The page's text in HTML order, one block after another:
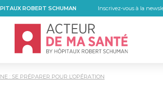
ROBERT SCHUMAN Inscrivez-vous à la
Accueil - Acteur de ma santé, by
: SE PRÉPARER POUR L’OPÉRATION